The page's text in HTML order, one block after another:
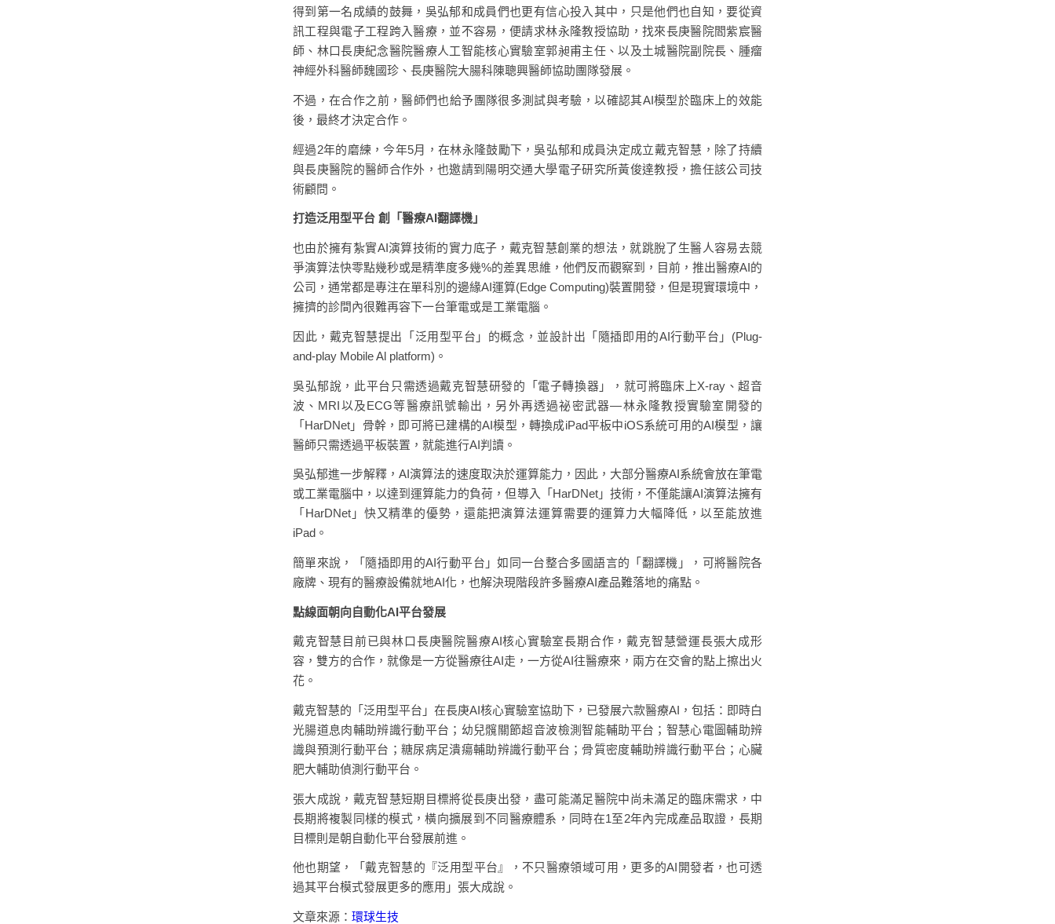
得到第一名成績的鼓舞，吳弘郁和成員們也更有信心投入其中，只是他們也自知，要從資
訊工程與電子工程跨入醫療，並不容易，便請求林永隆教授協助，找來長庚醫院閻紫宸醫
師、林口長庚紀念醫院醫療人工智能核心實驗室郭昶甫主任、以及土城醫院副院長、腫瘤
神經外科醫師魏國珍、長庚醫院大腸科陳聰興醫師協助團隊發展。
不過，在合作之前，醫師們也給予團隊很多測試與考驗，以確認其AI模型於臨床上的效能
後，最終才決定合作。
經過2年的磨練，今年5月，在林永隆鼓勵下，吳弘郁和成員決定成立戴克智慧，除了持續
與長庚醫院的醫師合作外，也邀請到陽明交通大學電子研究所黃俊達教授，擔任該公司技
術顧問。
打造泛用型平台 創「醫療AI翻譯機」
也由於擁有紮實AI演算技術的實力底子，戴克智慧創業的想法，就跳脫了生醫人容易去競
爭演算法快零點幾秒或是精準度多幾%的差異思維，他們反而觀察到，目前，推出醫療AI的
公司，通常都是專注在單科別的邊緣AI運算(Edge Computing)裝置開發，但是現實環境中，
擁擠的診間內很難再容下一台筆電或是工業電腦。
因此，戴克智慧提出「泛用型平台」的概念，並設計出「隨插即用的AI行動平台」(Plug-
and-play Mobile Al platform)。
吳弘郁說，此平台只需透過戴克智慧研發的「電子轉換器」，就可將臨床上X-ray、超音
波、MRI以及ECG等醫療訊號輸出，另外再透過祕密武器—林永隆教授實驗室開發的
「HarDNet」骨幹，即可將已建構的AI模型，轉換成iPad平板中iOS系統可用的AI模型，讓
醫師只需透過平板裝置，就能進行AI判讀。
吳弘郁進一步解釋，AI演算法的速度取決於運算能力，因此，大部分醫療AI系統會放在筆電
或工業電腦中，以達到運算能力的負荷，但導入「HarDNet」技術，不僅能讓AI演算法擁有
「HarDNet」快又精準的優勢，還能把演算法運算需要的運算力大幅降低，以至能放進
iPad。
簡單來說，「隨插即用的AI行動平台」如同一台整合多國語言的「翻譯機」，可將醫院各
廠牌、現有的醫療設備就地AI化，也解決現階段許多醫療AI產品難落地的痛點。
點線面朝向自動化AI平台發展
戴克智慧目前已與林口長庚醫院醫療AI核心實驗室長期合作，戴克智慧營運長張大成形
容，雙方的合作，就像是一方從醫療往AI走，一方從AI往醫療來，兩方在交會的點上擦出火
花。
戴克智慧的「泛用型平台」在長庚AI核心實驗室協助下，已發展六款醫療AI，包括：即時白
光腸道息肉輔助辨識行動平台；幼兒髖關節超音波檢測智能輔助平台；智慧心電圖輔助辨
識與預測行動平台；糖尿病足潰瘍輔助辨識行動平台；骨質密度輔助辨識行動平台；心臟
肥大輔助偵測行動平台。
張大成說，戴克智慧短期目標將從長庚出發，盡可能滿足醫院中尚未滿足的臨床需求，中
長期將複製同樣的模式，橫向擴展到不同醫療體系，同時在1至2年內完成產品取證，長期
目標則是朝自動化平台發展前進。
他也期望，「戴克智慧的『泛用型平台』，不只醫療領域可用，更多的AI開發者，也可透
過其平台模式發展更多的應用」張大成說。
文章來源： 環球生技